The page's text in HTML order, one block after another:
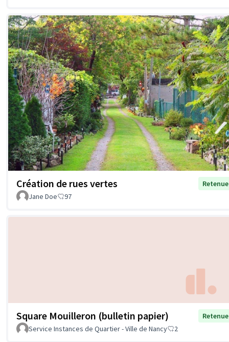
Création de rues vertes
Retenue
Jane Doe
97
Square Mouilleron (bulletin papier)
Retenue
Service Instances de Quartier - Ville de Nancy
2